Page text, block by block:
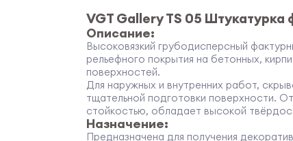
VGT Gallery TS 05 Штукатурка
Описание:
Высоковязкий грубодисперсный
рельефного покрытия на бетонных,
поверхностей.
Для наружных и внутренних работ,
тщательной подготовки поверхности.
стойкостью, обладает высокой
Назначение:
Предназначена для получения